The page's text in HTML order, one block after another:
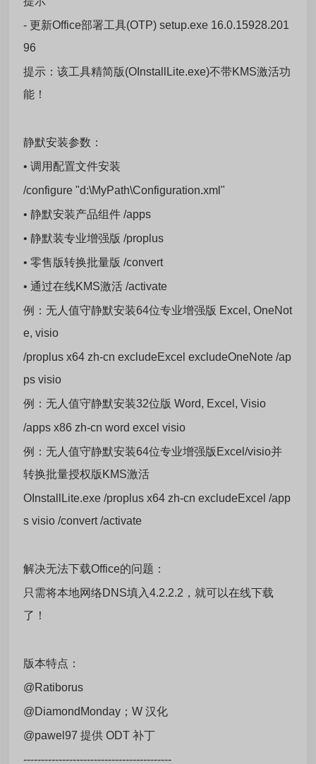
- 更新Office部署工具(OTP) setup.exe 16.0.15928.201
96
提示：该工具精简版(OInstallLite.exe)不带KMS激活功
能！
静默安装参数：
• 调用配置文件安装
/configure "d:\MyPath\Configuration.xml"
• 静默安装产品组件 /apps
• 静默装专业增强版 /proplus
• 零售版转换批量版 /convert
• 通过在线KMS激活 /activate
例：无人值守静默安装64位专业增强版 Excel, OneNot
e, visio
/proplus x64 zh-cn excludeExcel excludeOneNote /ap
ps visio
例：无人值守静默安装32位版 Word, Excel, Visio
/apps x86 zh-cn word excel visio
例：无人值守静默安装64位专业增强版Excel/visio并
转换批量授权版KMS激活
OInstallLite.exe /proplus x64 zh-cn excludeExcel /app
s visio /convert /activate
解决无法下载Office的问题：
只需将本地网络DNS填入4.2.2.2，就可以在线下载
了！
版本特点：
@Ratiborus
@DiamondMonday；W 汉化
@pawel97 提供 ODT 补丁
------------------------------------------